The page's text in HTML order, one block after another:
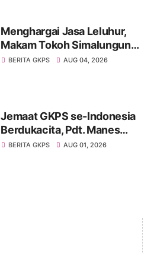
Menghargai Jasa Leluhur,
Makam Tokoh Simalungun
dr. Djasamen Saragih Resmi
BERITA GKPS AUG 04, 2026
Jemaat GKPS se-Indonesia
Berdukacita, Pdt. Manes
Purba Tutup Usia,
BERITA GKPS AUG 01, 2026